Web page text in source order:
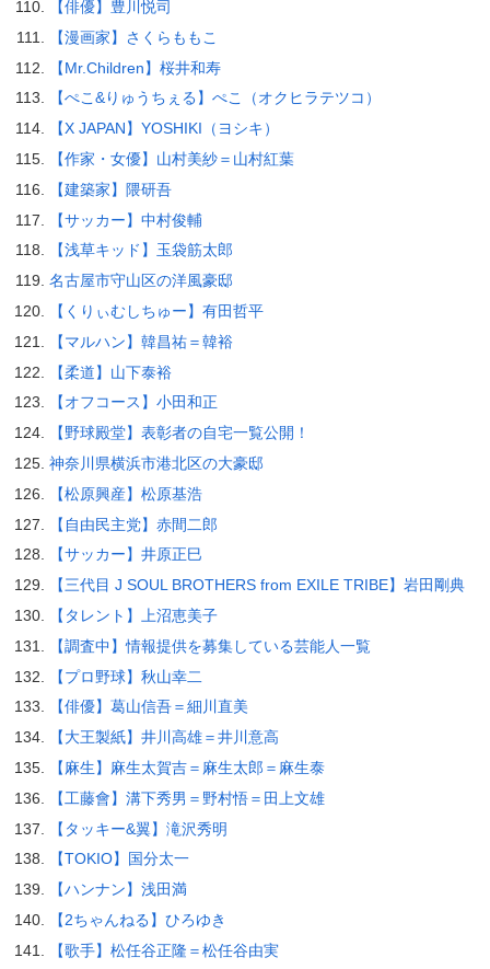
【俳優】豊川悦司
【漫画家】さくらももこ
【Mr.Children】桜井和寿
【ぺこ&りゅうちぇる】ぺこ（オクヒラテツコ）
【X JAPAN】YOSHIKI（ヨシキ）
【作家・女優】山村美紗＝山村紅葉
【建築家】隈研吾
【サッカー】中村俊輔
【浅草キッド】玉袋筋太郎
名古屋市守山区の洋風豪邸
【くりぃむしちゅー】有田哲平
【マルハン】韓昌祐＝韓裕
【柔道】山下泰裕
【オフコース】小田和正
【野球殿堂】表彰者の自宅一覧公開！
神奈川県横浜市港北区の大豪邸
【松原興産】松原基浩
【自由民主党】赤間二郎
【サッカー】井原正巳
【三代目 J SOUL BROTHERS from EXILE TRIBE】岩田剛典
【タレント】上沼恵美子
【調査中】情報提供を募集している芸能人一覧
【プロ野球】秋山幸二
【俳優】葛山信吾＝細川直美
【大王製紙】井川高雄＝井川意高
【麻生】麻生太賀吉＝麻生太郎＝麻生泰
【工藤會】溝下秀男＝野村悟＝田上文雄
【タッキー&翼】滝沢秀明
【TOKIO】国分太一
【ハンナン】浅田満
【2ちゃんねる】ひろゆき
【歌手】松任谷正隆＝松任谷由実